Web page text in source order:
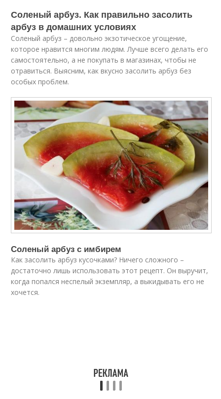
Соленый арбуз. Как правильно засолить
арбуз в домашних условиях
Соленый арбуз – довольно экзотическое угощение,
которое нравится многим людям. Лучше всего делать его
самостоятельно, а не покупать в магазинах, чтобы не
отравиться. Выясним, как вкусно засолить арбуз без
особых проблем.
Соленый арбуз с имбирем
Как засолить арбуз кусочками? Ничего сложного –
достаточно лишь использовать этот рецепт. Он выручит,
когда попался неспелый экземпляр, а выкидывать его не
хочется.